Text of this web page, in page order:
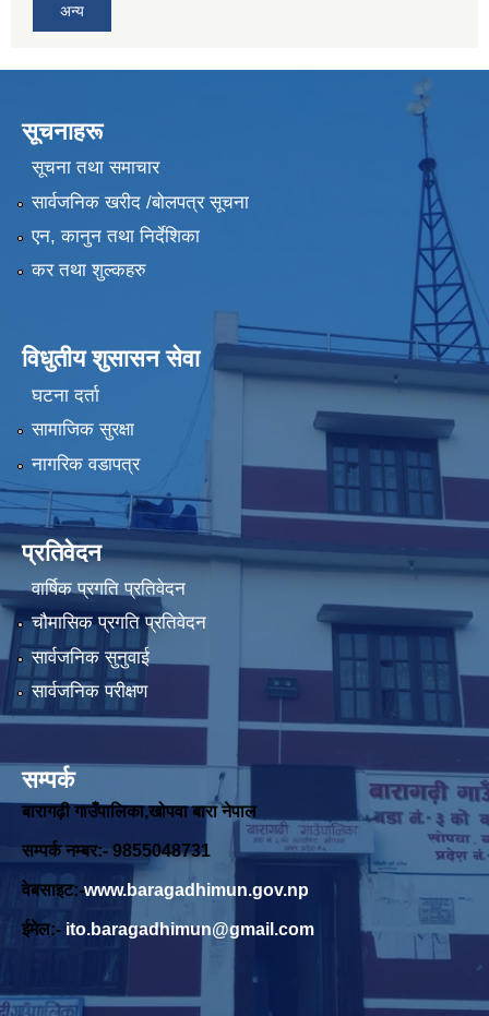
अन्य
सूचनाहरू
सूचना तथा समाचार
सार्वजनिक खरीद /बोलपत्र सूचना
एन, कानुन तथा निर्देशिका
कर तथा शुल्कहरु
विधुतीय शुसासन सेवा
घटना दर्ता
सामाजिक सुरक्षा
नागरिक वडापत्र
प्रतिवेदन
वार्षिक प्रगति प्रतिवेदन
चौमासिक प्रगति प्रतिवेदन
सार्वजनिक सुनुवाई
सार्वजनिक परीक्षण
सम्पर्क
बारागढ़ी गाउँपालिका,खोपवा बारा नेपाल
सम्पर्क नम्बर:- 9855048731
वेबसाइट:-www.baragadhimun.gov.np
ईमेल:- ito.baragadhimun@gmail.com